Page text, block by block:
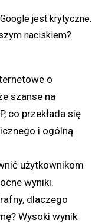
jest krytyczne.
naciskiem?
o
szanse na
co przekłada się
i ogólną
użytkownikom
wyniki.
dlaczego
Wysoki wynik